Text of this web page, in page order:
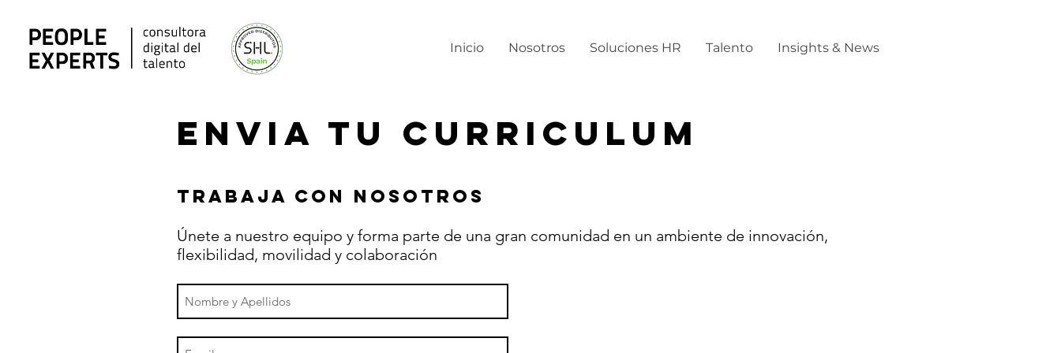
Inicio Nosotros Soluciones HR Talento Insights & News
Envia tu curriculum
Trabaja con nosotros
Únete a nuestro equipo y forma parte de una gran comunidad en un ambiente de innovación,
flexibilidad, movilidad y colaboración